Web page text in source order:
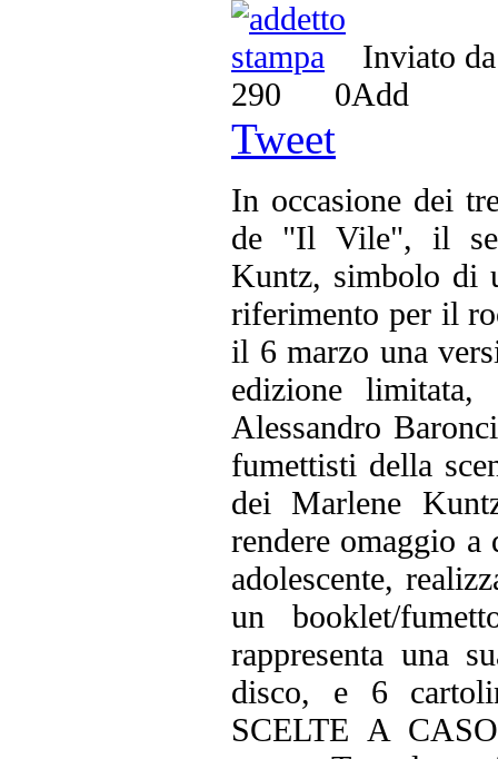
Inviato
290
0Add
Tweet
In occasione dei
de "Il Vile", il
Kuntz, simbolo di
riferimento per il
il 6 marzo una
edizione limitata,
Alessandro
fumettisti della
dei Marlene
rendere omaggio
adolescente,
un booklet/
rappresenta una
disco, e 6
SCELTE A